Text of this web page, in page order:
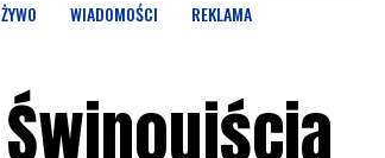
WIADOMOŚCI REKLAMA